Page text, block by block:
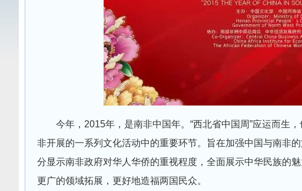
今年，2015年，是南非中国年。“西北省中国周”应运而生
非开展的一系列文化活动中的重要环节。旨在加强中国与南非
分显示南非政府对华人华侨的重视程度，全面展示中华民族的
更广的领域拓展，更好地造福两国民众。